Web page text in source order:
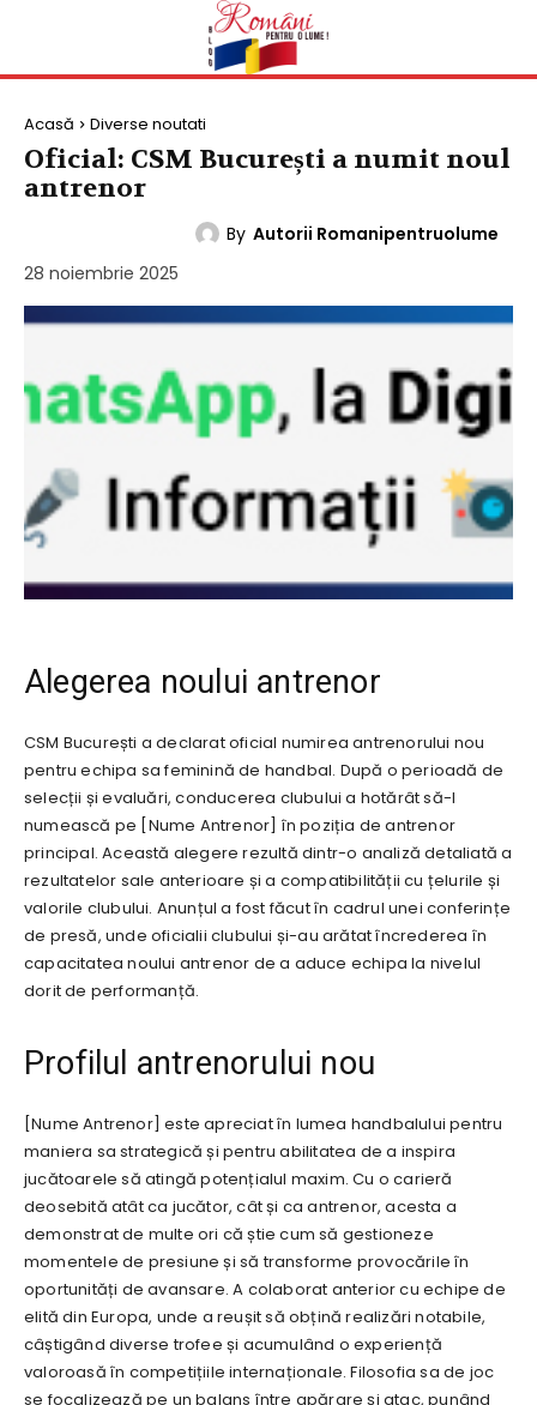
Acasă Diverse noutati
Oficial: CSM București a numit noul
antrenor
By Autorii Romanipentruolume
28 noiembrie 2025
Alegerea noului antrenor
CSM București a declarat oficial numirea antrenorului nou
pentru echipa sa feminină de handbal. După o perioadă de
selecții și evaluări, conducerea clubului a hotărât să-l
numească pe [Nume Antrenor] în poziția de antrenor
principal. Această alegere rezultă dintr-o analiză detaliată a
rezultatelor sale anterioare și a compatibilității cu țelurile și
valorile clubului. Anunțul a fost făcut în cadrul unei conferințe
de presă, unde oficialii clubului și-au arătat încrederea în
capacitatea noului antrenor de a aduce echipa la nivelul
dorit de performanță.
Profilul antrenorului nou
[Nume Antrenor] este apreciat în lumea handbalului pentru
maniera sa strategică și pentru abilitatea de a inspira
jucătoarele să atingă potențialul maxim. Cu o carieră
deosebită atât ca jucător, cât și ca antrenor, acesta a
demonstrat de multe ori că știe cum să gestioneze
momentele de presiune și să transforme provocările în
oportunități de avansare. A colaborat anterior cu echipe de
elită din Europa, unde a reușit să obțină realizări notabile,
câștigând diverse trofee și acumulând o experiență
valoroasă în competițiile internaționale. Filosofia sa de joc
se focalizează pe un balans între apărare și atac, punând